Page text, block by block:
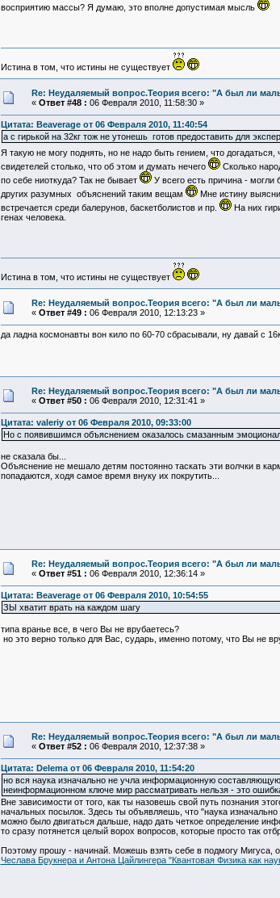
восприятию массы? Я думаю, это вполне допустимая мысль
Истина в том, что истины не существует
Re: Неудаляемый вопрос.Теория всего: "А был ли
« Ответ #48 : 06 Февраля 2010, 11:58:30 »
Цитата: Beaverage от 06 Февраля 2010, 11:40:54
а с гирькой на 32кг тож не утонешь готов предоставить для
Я такую не могу поднять, но не надо быть гением, что
свидетелей столько, что об этом и думать нечего
Сколько
по себе ниоткуда? Так не бывает
У всего есть причина - могли
других разумных объяснений таким вещам
Мне истину
встречается среди балерунов, баскетболистов и пр.
На них
генах человека.
Истина в том, что истины не существует
Re: Неудаляемый вопрос.Теория всего: "А был ли
« Ответ #49 : 06 Февраля 2010, 12:13:23 »
да ладна космонавты вон кило по 60-70 сбрасывали, ну давай с
Re: Неудаляемый вопрос.Теория всего: "А был ли
« Ответ #50 : 06 Февраля 2010, 12:31:41 »
Цитата: valeriy от 06 Февраля 2010, 09:33:00
Но с появившимся объяснением оказалось смазанным
не сказала бы...
Объяснение не мешало детям постоянно таскать эти волчки в
попадаются, ходя самое время внуку их покрутить...
Re: Неудаляемый вопрос.Теория всего: "А был ли
« Ответ #51 : 06 Февраля 2010, 12:36:14 »
Цитата: Beaverage от 06 Февраля 2010, 10:54:55
ЗЫ хватит врать на каждом шагу
типа вранье все, в чего Вы не врубаетесь?
но это верно только для Вас, сударь, именно потому, что Вы не
Re: Неудаляемый вопрос.Теория всего: "А был ли
« Ответ #52 : 06 Февраля 2010, 12:37:38 »
Цитата: Delema от 06 Февраля 2010, 11:54:20
но вся наука изначально не учла информационную
неинформационном ключе мир рассматривать нельзя - это
Вне зависимости от того, как ты назовешь свой путь познания
начальных посылок. Здесь ты объявляешь, что "наука
можно было двигаться дальше, надо дать четкое определение
то сразу потянется целый ворох вопросов, которые просто так
Поэтому прошу - начинай. Можешь взять себе в подмогу Мигуса,
Чеслава Брукнера и Антона Цайлингера "Квантовая Физика как